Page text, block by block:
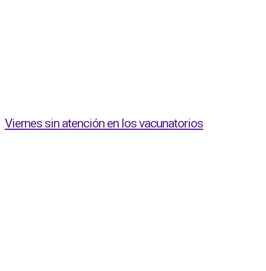
Viernes sin atención en los vacunatorios